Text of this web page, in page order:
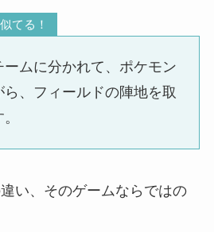
てる！
ムに分かれて、ポケモン
ら、フィールドの陣地を取
い、そのゲームならではの